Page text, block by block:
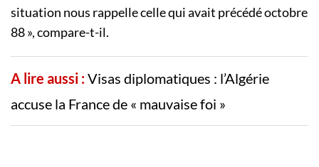
situation nous rappelle celle qui avait précédé octobre
88 », compare-t-il.
A lire aussi :Visas diplomatiques : l’Algérie
accuse la France de « mauvaise foi »